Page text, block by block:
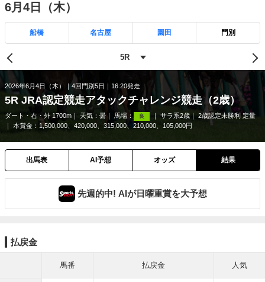
6月4日（木）
船橋 名古屋 園田 門別
2026年6月4日（木） 4回門別5日 16:20発走
5R JRA認定競走アタックチャレンジ競走（2歳）
ダート・右・外 1700m 天気： 曇 馬場： 良 サラ系2歳
2歳認定未勝利 定量
本賞金：1,500,000、420,000、315,000、210,000、105,000円
出馬表 AI予想 オッズ 結果
先週的中! AIが日曜重賞を大予想
払戻金
馬番 払戻金 人気